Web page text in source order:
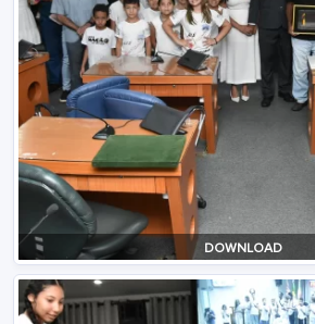
DOWNLOAD